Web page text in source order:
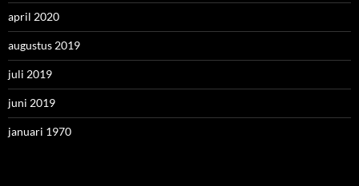
april 2020
augustus 2019
juli 2019
juni 2019
januari 1970